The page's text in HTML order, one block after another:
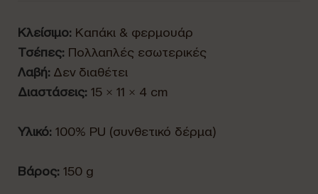
Κλείσιμο: Καπάκι & φερμουάρ
Τσέπες: Πολλαπλές εσωτερικές
Λαβή: Δεν διαθέτει
Διαστάσεις: 15 × 11 × 4 cm
Υλικό: 100% PU (συνθετικό δέρμα)
Βάρος: 150 g